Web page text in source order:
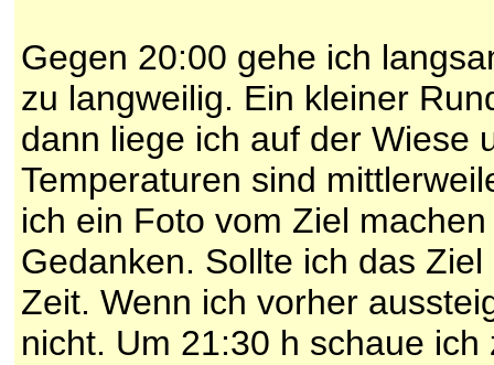
Gegen 20:00 gehe ich
zu langweilig. Ein kleiner
dann liege ich auf der Wiese
Temperaturen sind
ich ein Foto vom Ziel
Gedanken. Sollte ich das
Zeit. Wenn ich vorher
nicht. Um 21:30 h schaue